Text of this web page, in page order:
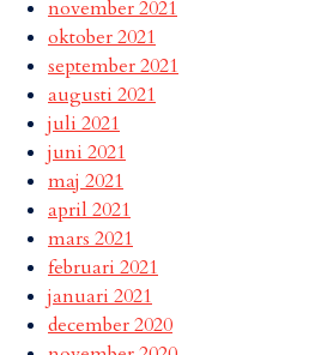
november 2021
oktober 2021
september 2021
augusti 2021
juli 2021
juni 2021
maj 2021
april 2021
mars 2021
februari 2021
januari 2021
december 2020